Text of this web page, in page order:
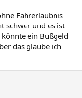
Fahrerlaubnis
schwer und es ist
könnte ein Bußgeld
das glaube ich